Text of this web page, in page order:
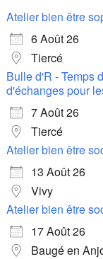
Atelier bien être
6 Août 26
Tiercé
Bulle d'R - Temps
d'échanges pour
7 Août 26
Tiercé
Atelier bien être
13 Août 26
Vivy
Atelier bien être
17 Août 26
Baugé en